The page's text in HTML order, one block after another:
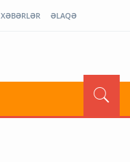
XƏBƏRLƏR ƏLAQƏ